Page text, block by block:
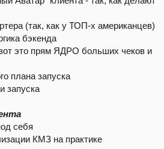
(так, как у ТОП-х американцев)
бэкенда
это прям ЯДРО больших чеков и
плана запуска
запуска
себя
КМЗ на практике